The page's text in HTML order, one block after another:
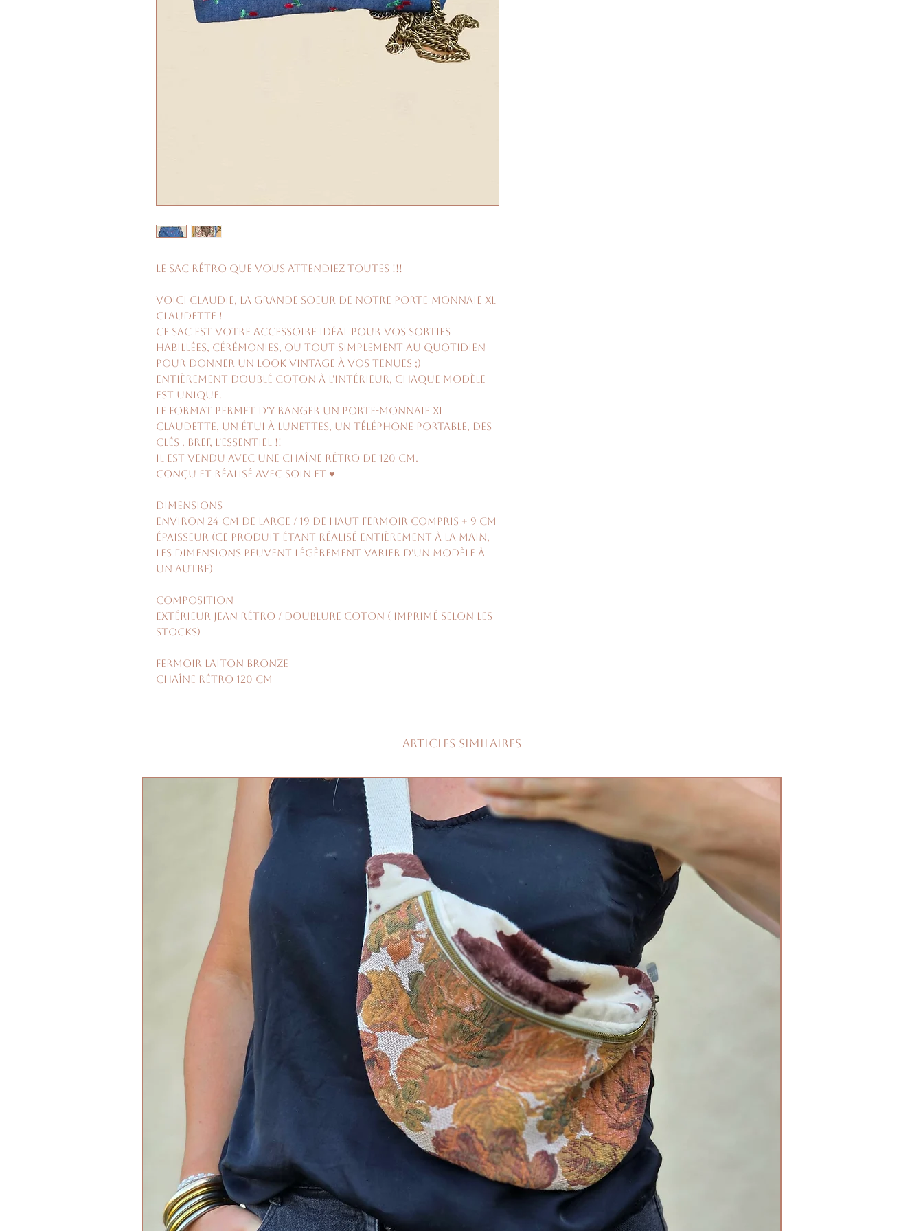
Le sac rétro que vous attendiez toutes !!!
Voici Claudie, la grande soeur de notre porte-monnaie XL
Claudette !
Ce sac est votre accessoire idéal pour vos sorties
habillées, cérémonies, ou tout simplement au quotidien
pour donner un look vintage à vos tenues ;)
Entièrement doublé coton à l'intérieur, chaque modèle
est unique.
Le format permet d'y ranger un porte-monnaie XL
Claudette, un étui à lunettes, un téléphone portable, des
clés . Bref, l'essentiel !!
Il est vendu avec une chaîne rétro de 120 cm.
Conçu et réalisé avec soin et ♥
Dimensions
environ 24 cm de large / 19 de haut fermoir compris + 9 cm
épaisseur (ce produit étant réalisé entièrement à la main,
les dimensions peuvent légèrement varier d'un modèle à
un autre)
Composition
Extérieur jean rétro / doublure coton ( imprimé selon les
stocks)
fermoir laiton bronze
chaîne rétro 120 cm
Articles similaires